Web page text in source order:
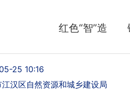
红色“智”造
25 10:16
汉区自然资源和城乡建设局